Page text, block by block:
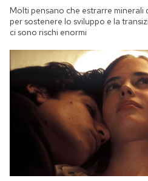
Molti pensano che estrarre minerali
per sostenere lo sviluppo e la
ci sono rischi enormi